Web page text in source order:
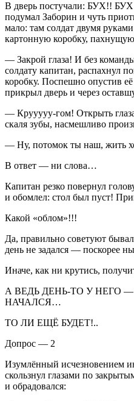
В дверь постучали: БУХ!!
подумал Заборин и чуть
мало: там солдат двумя
картонную коробку,
— Закрой глаза! И без
солдату капитан, распахнул
коробку. Поспешно опустив
прикрыл дверь и через
— Крууууу-гом! Открыть
скаля зубы, насмешливо
— Ну, потомок ты наш, жить
В ответ — ни слова…
Капитан резко повернул
и обомлел: стол был пуст!
Какой «облом»!!!
Да, правильно советуют
день не задался — поскорее
Иначе, как ни крутись,
А ВЕДЬ ДЕНЬ-ТО У НЕГО
НАЧАЛСЯ…
ТО ЛИ ЕЩЁ БУДЕТ!..
Допрос — 2
Изумлённый исчезновением
скользнул глазами по
и обрадовался: